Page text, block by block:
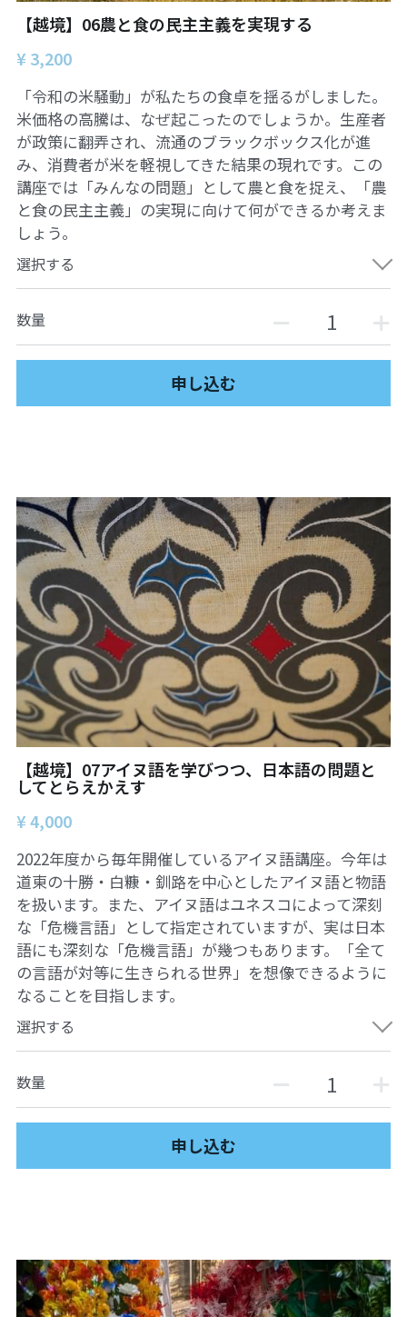
【越境】06農と食の民主主義を実現する
¥ 3,200
「令和の米騒動」が私たちの食卓を揺るがしました。
米価格の高騰は、なぜ起こったのでしょうか。生産者
が政策に翻弄され、流通のブラックボックス化が進
み、消費者が米を軽視してきた結果の現れです。この
講座では「みんなの問題」として農と食を捉え、「農
と食の民主主義」の実現に向けて何ができるか考えま
しょう。
選択する
数量
申し込む
【越境】07アイヌ語を学びつつ、日本語の問題と
してとらえかえす
¥ 4,000
2022年度から毎年開催しているアイヌ語講座。今年は
道東の十勝・白糠・釧路を中心としたアイヌ語と物語
を扱います。また、アイヌ語はユネスコによって深刻
な「危機言語」として指定されていますが、実は日本
語にも深刻な「危機言語」が幾つもあります。「全て
の言語が対等に生きられる世界」を想像できるように
なることを目指します。
選択する
数量
申し込む